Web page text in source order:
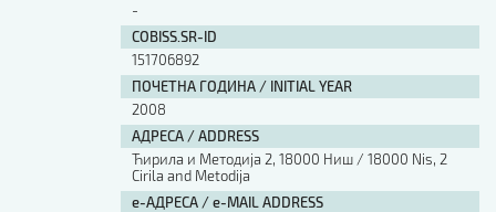
-
COBISS.SR-ID
151706892
ПОЧЕТНА ГОДИНА / INITIAL YEAR
2008
АДРЕСА / ADDRESS
Ћирила и Методија 2, 18000 Ниш / 18000 Nis, 2
Cirila and Metodija
е-АДРЕСА / e-MAIL ADDRESS